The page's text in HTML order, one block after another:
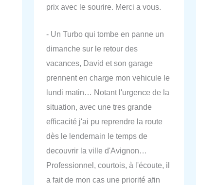
prix avec le sourire. Merci a vous.
- Un Turbo qui tombe en panne un
dimanche sur le retour des
vacances, David et son garage
prennent en charge mon vehicule le
lundi matin… Notant l'urgence de la
situation, avec une tres grande
efficacité j'ai pu reprendre la route
dès le lendemain le temps de
decouvrir la ville d'Avignon…
Professionnel, courtois, à l'écoute, il
a fait de mon cas une priorité afin